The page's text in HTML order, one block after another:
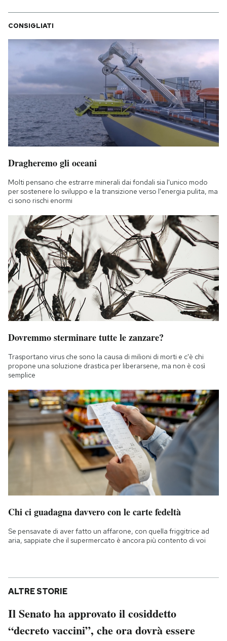
I MIEI PREFERITI
SHOP
CALENDARIO
AREA PERSONALE
Area Personale
Notifiche mobile
Regala il Post
Hai bisogno di aiuto?
Esci
CONSIGLIATI
Dragheremo gli oceani
Molti pensano che estrarre minerali dai fondali sia l'unico modo
per sostenere lo sviluppo e la transizione verso l'energia pulita, ma
ci sono rischi enormi
Dovremmo sterminare tutte le zanzare?
Trasportano virus che sono la causa di milioni di morti e c'è chi
propone una soluzione drastica per liberarsene, ma non è così
semplice
Chi ci guadagna davvero con le carte fedeltà
Se pensavate di aver fatto un affarone, con quella friggitrice ad
aria, sappiate che il supermercato è ancora più contento di voi
ALTRE STORIE
Il Senato ha approvato il cosiddetto
“decreto vaccini”, che ora dovrà essere